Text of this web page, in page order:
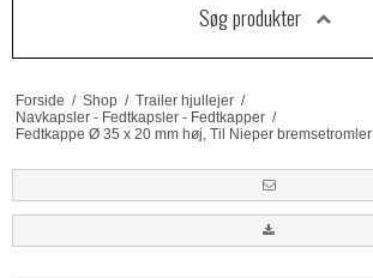
Søg produkter
Forside / Shop / Trailer hjullejer /
Navkapsler - Fedtkapsler - Fedtkapper /
Fedtkappe Ø 35 x 20 mm høj, Til Nieper bremsetromler